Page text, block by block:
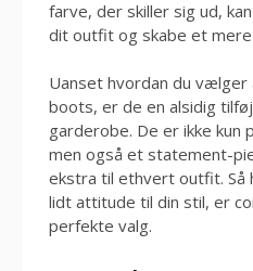
farve, der skiller sig ud,
dit outfit og skabe et mere
Uanset hvordan du
boots, er de en alsidig
garderobe. De er ikke kun
men også et statement-
ekstra til ethvert outfit. Så
lidt attitude til din stil, er
perfekte valg.